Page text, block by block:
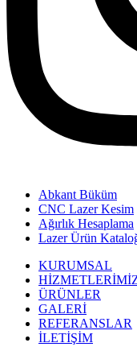
Abkant Büküm
CNC Lazer Kesim
Ağırlık Hesaplama
Lazer Ürün
KURUMSAL
ÜRÜNLER
GALERİ
REFERANSLAR
İLETİŞİM